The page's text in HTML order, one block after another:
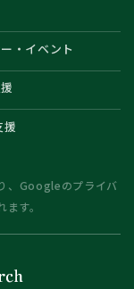
・イベント
援
、Googleのプライバ
す。